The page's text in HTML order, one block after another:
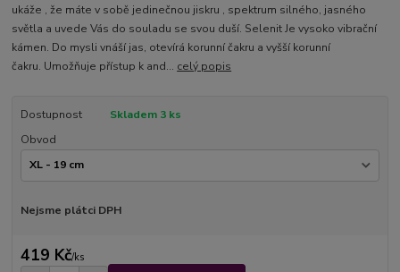
ukáže , že máte v sobě jedinečnou jiskru , spektrum silného, jasného
světla a uvede Vás do souladu se svou duší. Selenit Je vysoko vibrační
kámen. Do mysli vnáší jas, otevírá korunní čakru a vyšší korunní
čakru. Umožňuje přístup k and... celý popis
Dostupnost
Skladem 3 ks
Obvod
Nejsme plátci DPH
419 Kč/ks